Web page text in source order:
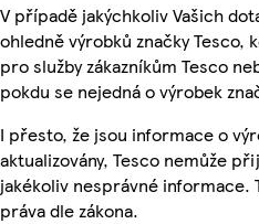
V případě jakýchkoliv Vašich
ohledně výrobků značky
pro služby zákazníkům Tesco
pokdu se nejedná o výrobek
I přesto, že jsou informace o
aktualizovány, Tesco nemůže
jakékoliv nesprávné informace.
práva dle zákona.